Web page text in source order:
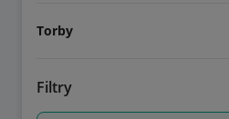
Torby
Filtry